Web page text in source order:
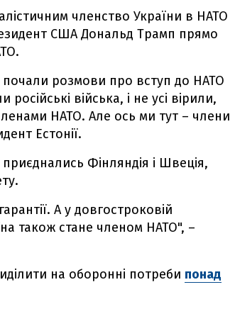
членство України в НАТО
США Дональд Трамп прямо
почали розмови про вступ до НАТО
війська, і не усі вірили,
НАТО. Але ось ми тут – члени
Естонії.
Фінляндія і Швеція,
А у довгостроковій
також стане членом НАТО", –
на оборонні потреби понад